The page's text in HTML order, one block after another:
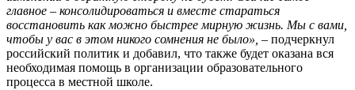
главное – консолидироваться и вместе стараться
восстановить как можно быстрее мирную жизнь. Мы с вами,
чтобы у вас в этом никого сомнения не было», – подчеркнул
российский политик и добавил, что также будет оказана вся
необходимая помощь в организации образовательного
процесса в местной школе.